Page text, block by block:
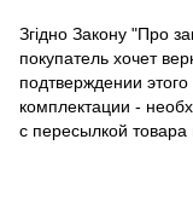
Згідно Закону "Про
покупатель хочет
подтверждении
комплектации -
с пересылкой товара